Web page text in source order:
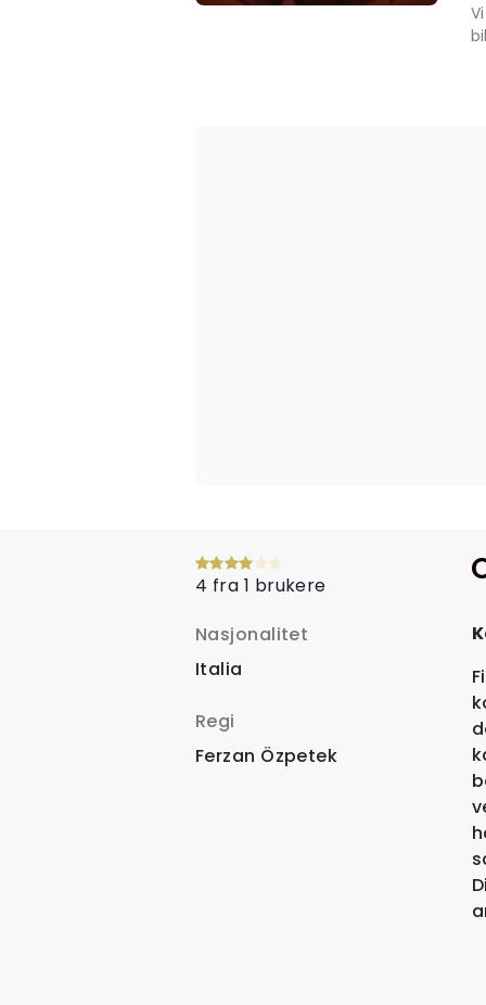
4 fra 1 brukere
Nasjonalitet
Italia
Regi
Ferzan Özpetek